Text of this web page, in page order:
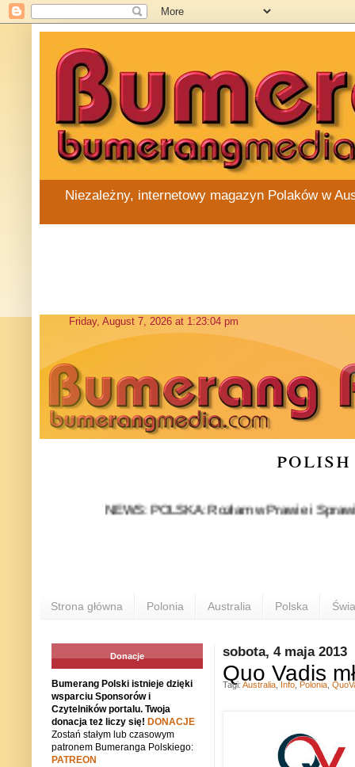
Niezależny, internetowy magazyn Polaków w
NEWS: POLSKA: Rozłam w Prawie i
Strona główna Polonia Australia Polska
sobota, 4 maja 2013
Quo Vadis
Tagi: Australia Info Polonia
Donacje
Bumerang Polski istnieje dzięki
wsparciu Sponsorów i
Czytelników portalu. Twoja
donacja też liczy się! DONACJE
Zostań stałym lub czasowym
patronem Bumeranga Polskiego:
PATREON